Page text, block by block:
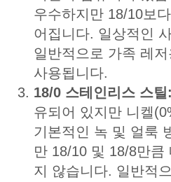
우수하지만 18/10보
어집니다. 일상적인
일반적으로 가족 레저
사용됩니다.
18/0 스테인리스 스틸:
유되어 있지만 니켈
기본적인 녹 및 얼룩
만 18/10 및 18/8만큼
지 않습니다. 일반적